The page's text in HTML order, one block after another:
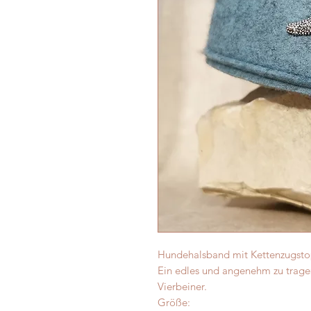
Hundehalsband mit
Ein edles und angenehm zu
Vierbeiner.
Größe: